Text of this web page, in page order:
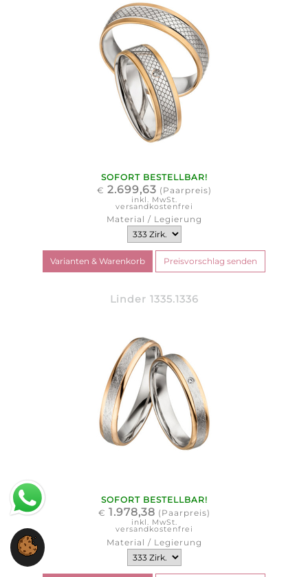
SOFORT BESTELLBAR!
€ 2.699,63 (Paarpreis)
inkl. MwSt.
versandkostenfrei
Material / Legierung
Linder 1335.1336
SOFORT BESTELLBAR!
€ 1.978,38 (Paarpreis)
inkl. MwSt.
versandkostenfrei
Material / Legierung